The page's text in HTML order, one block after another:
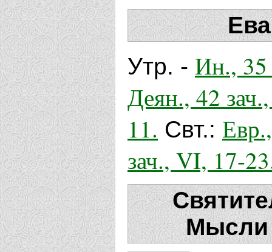
Утр. - Ин., 35
Деян., 42
11. Свт.:
зач., VI, 17-
Мысли